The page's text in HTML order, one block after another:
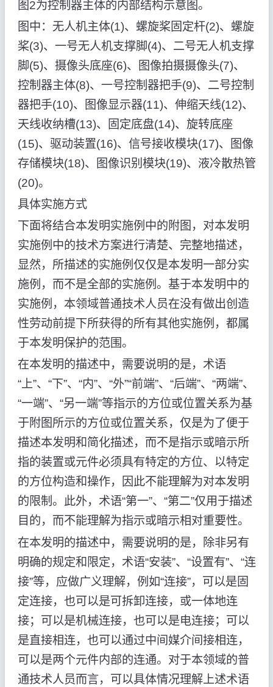
图2为控制器主体的内部结构示意图。
图中：无人机主体(1)、螺旋桨固定杆(2)、螺旋
桨(3)、一号无人机支撑脚(4)、二号无人机支撑
脚(5)、摄像头底座(6)、图像拍摄摄像头(7)、
控制器主体(8)、一号控制器把手(9)、二号控制
器把手(10)、图像显示器(11)、伸缩天线(12)、
天线收纳槽(13)、固定底盘(14)、旋转底座
(15)、驱动装置(16)、信号接收模块(17)、图像
存储模块(18)、图像识别模块(19)、液冷散热管
(20)。
具体实施方式
下面将结合本发明实施例中的附图，对本发明
实施例中的技术方案进行清楚、完整地描述，
显然，所描述的实施例仅仅是本发明一部分实
施例，而不是全部的实施例。基于本发明中的
实施例，本领域普通技术人员在没有做出创造
性劳动前提下所获得的所有其他实施例，都属
于本发明保护的范围。
在本发明的描述中，需要说明的是，术语
“上”、“下”、“内”、“外”“前端”、“后端”、“两端”、
“一端”、“另一端”等指示的方位或位置关系为基
于附图所示的方位或位置关系，仅是为了便于
描述本发明和简化描述，而不是指示或暗示所
指的装置或元件必须具有特定的方位、以特定
的方位构造和操作，因此不能理解为对本发明
的限制。此外，术语“第一”、“第二”仅用于描述
目的，而不能理解为指示或暗示相对重要性。
在本发明的描述中，需要说明的是，除非另有
明确的规定和限定，术语“安装”、“设置有”、“连
接”等，应做广义理解，例如“连接”，可以是固
定连接，也可以是可拆卸连接，或一体地连
接；可以是机械连接，也可以是电连接；可以
是直接相连，也可以通过中间媒介间接相连，
可以是两个元件内部的连通。对于本领域的普
通技术人员而言，可以具体情况理解上述术语